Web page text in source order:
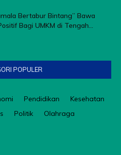
Bertabur Bintang” Bawa
Bagi UMKM di Tengah...
POPULER
Pendidikan
Kesehatan
Politik
Olahraga